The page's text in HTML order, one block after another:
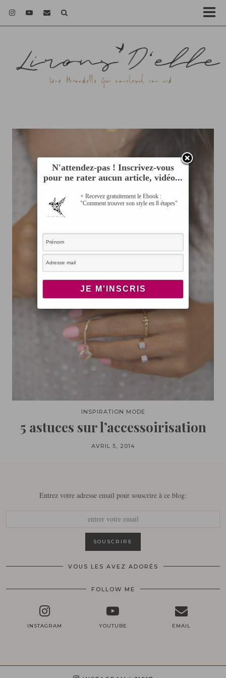
INSPIRATION MODE
5 astuces sur l’accessoirisation
AVRIL 5, 2014
Entrez votre adresse email pour souscrire à ce blog:
VOUS LES AVEZ ADORÉS
FOLLOW ME
INSTAGRAM YOUTUBE EMAIL
N'attendez-pas ! Inscrivez-vous
pour ne rater aucun article, vidéo...
+ Recevez gratuitement le Ebook :
"Comment trouver son style en 8 étapes"